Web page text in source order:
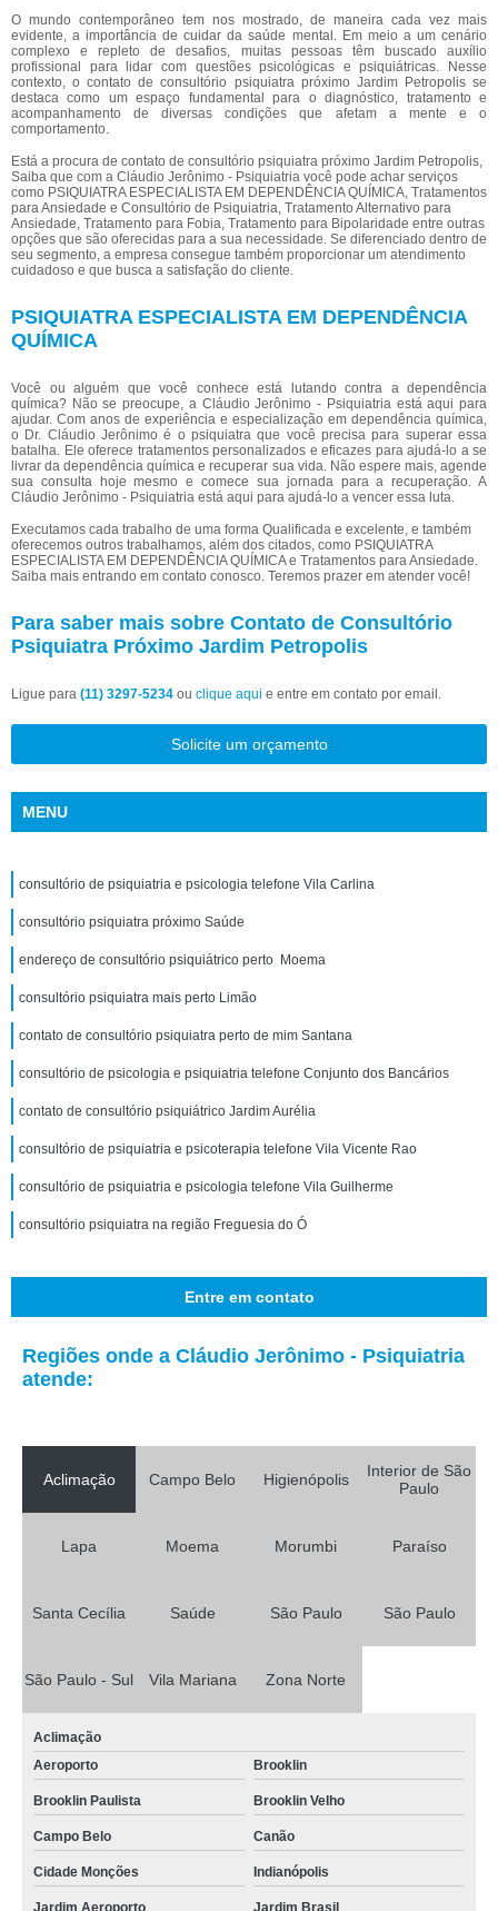
O mundo contemporâneo tem nos mostrado, de maneira cada vez mais
evidente, a importância de cuidar da saúde mental. Em meio a um cenário
complexo e repleto de desafios, muitas pessoas têm buscado auxílio
profissional para lidar com questões psicológicas e psiquiátricas. Nesse
contexto, o contato de consultório psiquiatra próximo Jardim Petropolis se
destaca como um espaço fundamental para o diagnóstico, tratamento e
acompanhamento de diversas condições que afetam a mente e o
comportamento.
Está a procura de contato de consultório psiquiatra próximo Jardim Petropolis,
Saiba que com a Cláudio Jerônimo - Psiquiatria você pode achar serviços
como PSIQUIATRA ESPECIALISTA EM DEPENDÊNCIA QUÍMICA, Tratamentos
para Ansiedade e Consultório de Psiquiatria, Tratamento Alternativo para
Ansiedade, Tratamento para Fobia, Tratamento para Bipolaridade entre outras
opções que são oferecidas para a sua necessidade. Se diferenciado dentro de
seu segmento, a empresa consegue também proporcionar um atendimento
cuidadoso e que busca a satisfação do cliente.
PSIQUIATRA ESPECIALISTA EM DEPENDÊNCIA
QUÍMICA
Você ou alguém que você conhece está lutando contra a dependência
química? Não se preocupe, a Cláudio Jerônimo - Psiquiatria está aqui para
ajudar. Com anos de experiência e especialização em dependência química,
o Dr. Cláudio Jerônimo é o psiquiatra que você precisa para superar essa
batalha. Ele oferece tratamentos personalizados e eficazes para ajudá-lo a se
livrar da dependência química e recuperar sua vida. Não espere mais, agende
sua consulta hoje mesmo e comece sua jornada para a recuperação. A
Cláudio Jerônimo - Psiquiatria está aqui para ajudá-lo a vencer essa luta.
Executamos cada trabalho de uma forma Qualificada e excelente, e também
oferecemos outros trabalhamos, além dos citados, como PSIQUIATRA
ESPECIALISTA EM DEPENDÊNCIA QUÍMICA e Tratamentos para Ansiedade.
Saiba mais entrando em contato conosco. Teremos prazer em atender você!
Para saber mais sobre Contato de Consultório
Psiquiatra Próximo Jardim Petropolis
Ligue para (11) 3297-5234 ou clique aqui e entre em contato por email.
Solicite um orçamento
MENU
consultório de psiquiatria e psicologia telefone Vila Carlina
consultório psiquiatra próximo Saúde
endereço de consultório psiquiátrico perto Moema
consultório psiquiatra mais perto Limão
contato de consultório psiquiatra perto de mim Santana
consultório de psicologia e psiquiatria telefone Conjunto dos Bancários
contato de consultório psiquiátrico Jardim Aurélia
consultório de psiquiatria e psicoterapia telefone Vila Vicente Rao
consultório de psiquiatria e psicologia telefone Vila Guilherme
consultório psiquiatra na região Freguesia do Ó
Entre em contato
Regiões onde a Cláudio Jerônimo - Psiquiatria
atende:
Aclimação Campo Belo Higienópolis
Interior de São
Paulo
Lapa Moema Morumbi Paraíso
Santa Cecília Saúde São Paulo São Paulo
São Paulo - Sul Vila Mariana Zona Norte
Aclimação
Aeroporto
Brooklin
Brooklin Paulista Brooklin Velho
Campo Belo Canão
Cidade Monções Indianópolis
Jardim Aeroporto Jardim Brasil